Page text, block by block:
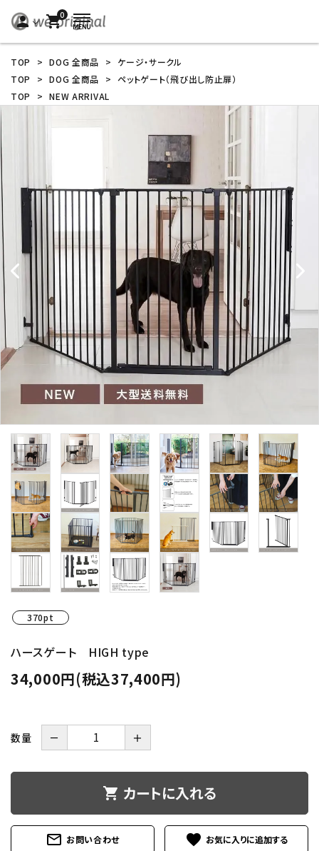
person 0
shopping_cart
TOP > DOG 全商品 >
ケージ・サークル
TOP
> DOG 全商品 >
ペットゲート（飛び出し防止扉）
TOP
> NEW ARRIVAL
370pt
ハースゲート HIGH type
34,000円(税込37,400円)
数量 － ＋
shopping_cart カートに入れる
mail_outline お問い合わせ favorite